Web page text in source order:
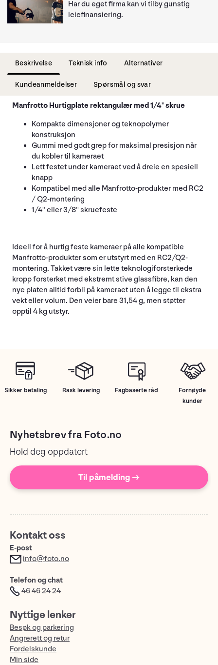
Har du eget firma kan vi tilby gunstig
leiefinansiering.
Beskrivelse Teknisk info Alternativer
Kundeanmeldelser Spørsmål og svar
Manfrotto Hurtigplate rektangulær med 1/4" skrue
Kompakte dimensjoner og teknopolymer
konstruksjon
Gummi med godt grep for maksimal presisjon når
du kobler til kameraet
Lett festet under kameraet ved å dreie en spesiell
knapp
Kompatibel med alle Manfrotto-produkter med RC2
/ Q2-montering
1/4'' eller 3/8'' skruefeste
Ideell for å hurtig feste kameraer på alle kompatible
Manfrotto-produkter som er utstyrt med en RC2/Q2-
montering. Takket være sin lette teknologiforsterkede
kropp forsterket med ekstremt stive glassfibre, kan den
nye platen alltid forbli på kameraet uten å legge til ekstra
vekt eller volum. Den veier bare 31,54 g, men støtter
opptil 4 kg utstyr.
Sikker betaling Rask levering Fagbaserte råd
Fornøyde
kunder
Nyhetsbrev fra Foto.no
Hold deg oppdatert
Til påmelding →
Kontakt oss
E-post
info@foto.no
Telefon og chat
46 46 24 24
Nyttige lenker
Besøk og parkering
Angrerett og retur
Fordelskunde
Min side